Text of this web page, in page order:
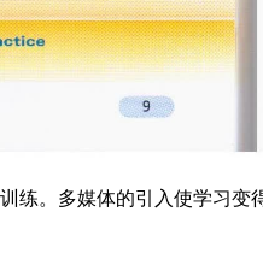
练。多媒体的引入使学习变